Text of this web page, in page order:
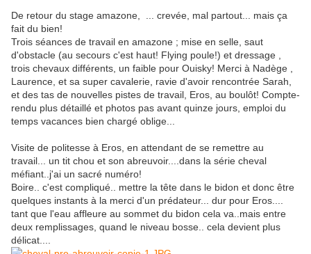
De retour du stage amazone, ... crevée, mal partout... mais ça
fait du bien!
Trois séances de travail en amazone ; mise en selle, saut
d'obstacle (au secours c'est haut! Flying poule!) et dressage ,
trois chevaux différents, un faible pour Ouisky! Merci à Nadège ,
Laurence, et sa super cavalerie, ravie d'avoir rencontrée Sarah,
et des tas de nouvelles pistes de travail, Eros, au boulôt! Compte-
rendu plus détaillé et photos pas avant quinze jours, emploi du
temps vacances bien chargé oblige...
Visite de politesse à Eros, en attendant de se remettre au
travail... un tit chou et son abreuvoir....dans la série cheval
méfiant..j'ai un sacré numéro!
Boire.. c'est compliqué.. mettre la tête dans le bidon et donc être
quelques instants à la merci d'un prédateur... dur pour Eros....
tant que l'eau affleure au sommet du bidon cela va..mais entre
deux remplissages, quand le niveau bosse.. cela devient plus
délicat....